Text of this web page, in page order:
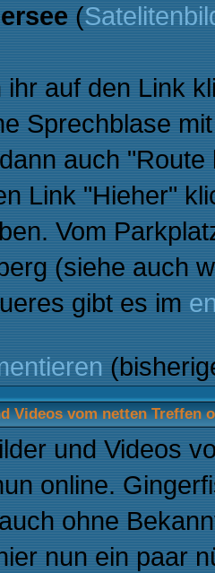
(
ihr auf den Link
Sprechblase
auch
Link "Hieher"
Vom
(siehe auch
gibt es im
Videos vom netten Treffen
und Videos
online.
ohne
nun ein paar